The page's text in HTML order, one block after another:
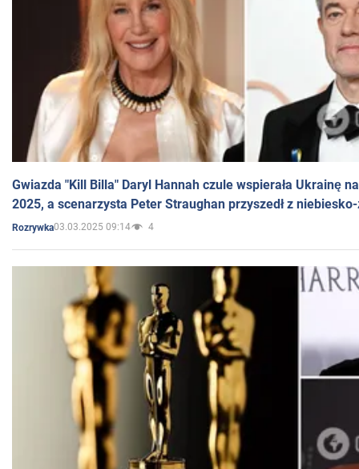
Gwiazda "Kill Billa" Daryl Hannah czule wspierała Ukrainę
2025, a scenarzysta Peter Straughan przyszedł z
Rozrywka03.03.2025 09:14 4